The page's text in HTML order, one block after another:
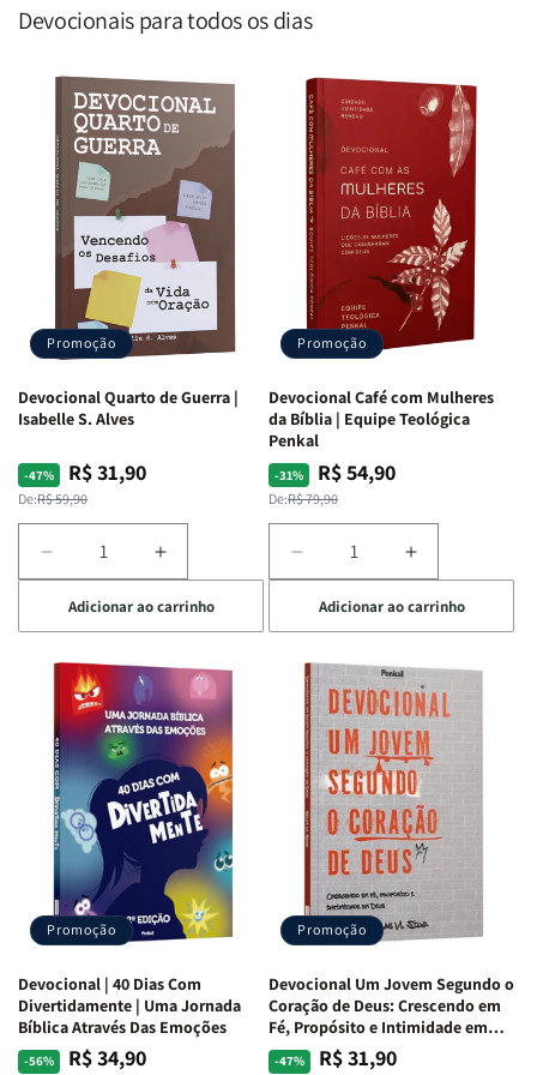
Devocionais para todos os dias
Promoção
Devocional Quarto de Guerra |
Isabelle S. Alves
-47%
Preço
normal
De:R$ 59,90
Preço
promocional
R$ 31,90
Diminuir
a
quantidade
de
Devocional
Quarto
de
Guerra
Isabelle
S.
Alves
Aumentar
a
quantidade
de
Devocional
Quarto
de
Guerra
|
Isabelle
S.
Alves
Adicionar ao carrinho
Promoção
Devocional Café com Mulheres
da Bíblia | Equipe Teológica
Penkal
-31%
Preço
normal
De:R$ 79,90
Preço
promocional
R$ 54,90
Diminuir
a
quantidade
de
Devocional
Café
com
Mulheres
da
Bíblia
Equipe
Teológica
Penkal
Aumentar
a
quantidade
de
Devocional
Café
com
Mulheres
da
Bíblia
|
Equipe
Teológica
Penkal
Adicionar ao carrinho
Promoção
Devocional | 40 Dias Com
Divertidamente | Uma Jornada
Bíblica Através Das Emoções
-56%
Preço
PreçoR$ 34,90
Promoção
Devocional Um Jovem Segundo o
Coração de Deus: Crescendo em
Fé, Propósito e Intimidade em
Deus
-47%
Preço
PreçoR$ 31,90